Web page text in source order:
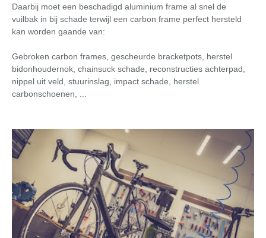
Daarbij moet een beschadigd aluminium frame al snel de
vuilbak in bij schade terwijl een carbon frame perfect hersteld
kan worden gaande van:
Gebroken carbon frames, gescheurde bracketpots, herstel
bidonhoudernok, chainsuck schade, reconstructies achterpad,
nippel uit veld, stuurinslag, impact schade, herstel
carbonschoenen, ...